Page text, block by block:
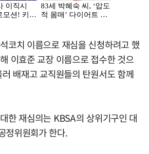
코치 이름으로 재심을 신청하려고 했
이효준 교장 이름으로 접수한 것으
배재고 교직원들의 탄원서도 함께
한 재심의는 KBSA의 상위기구인 대
정위원회가 한다.